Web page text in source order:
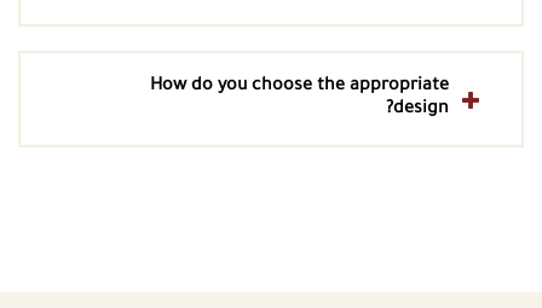
How do you choose the appropriate
design?